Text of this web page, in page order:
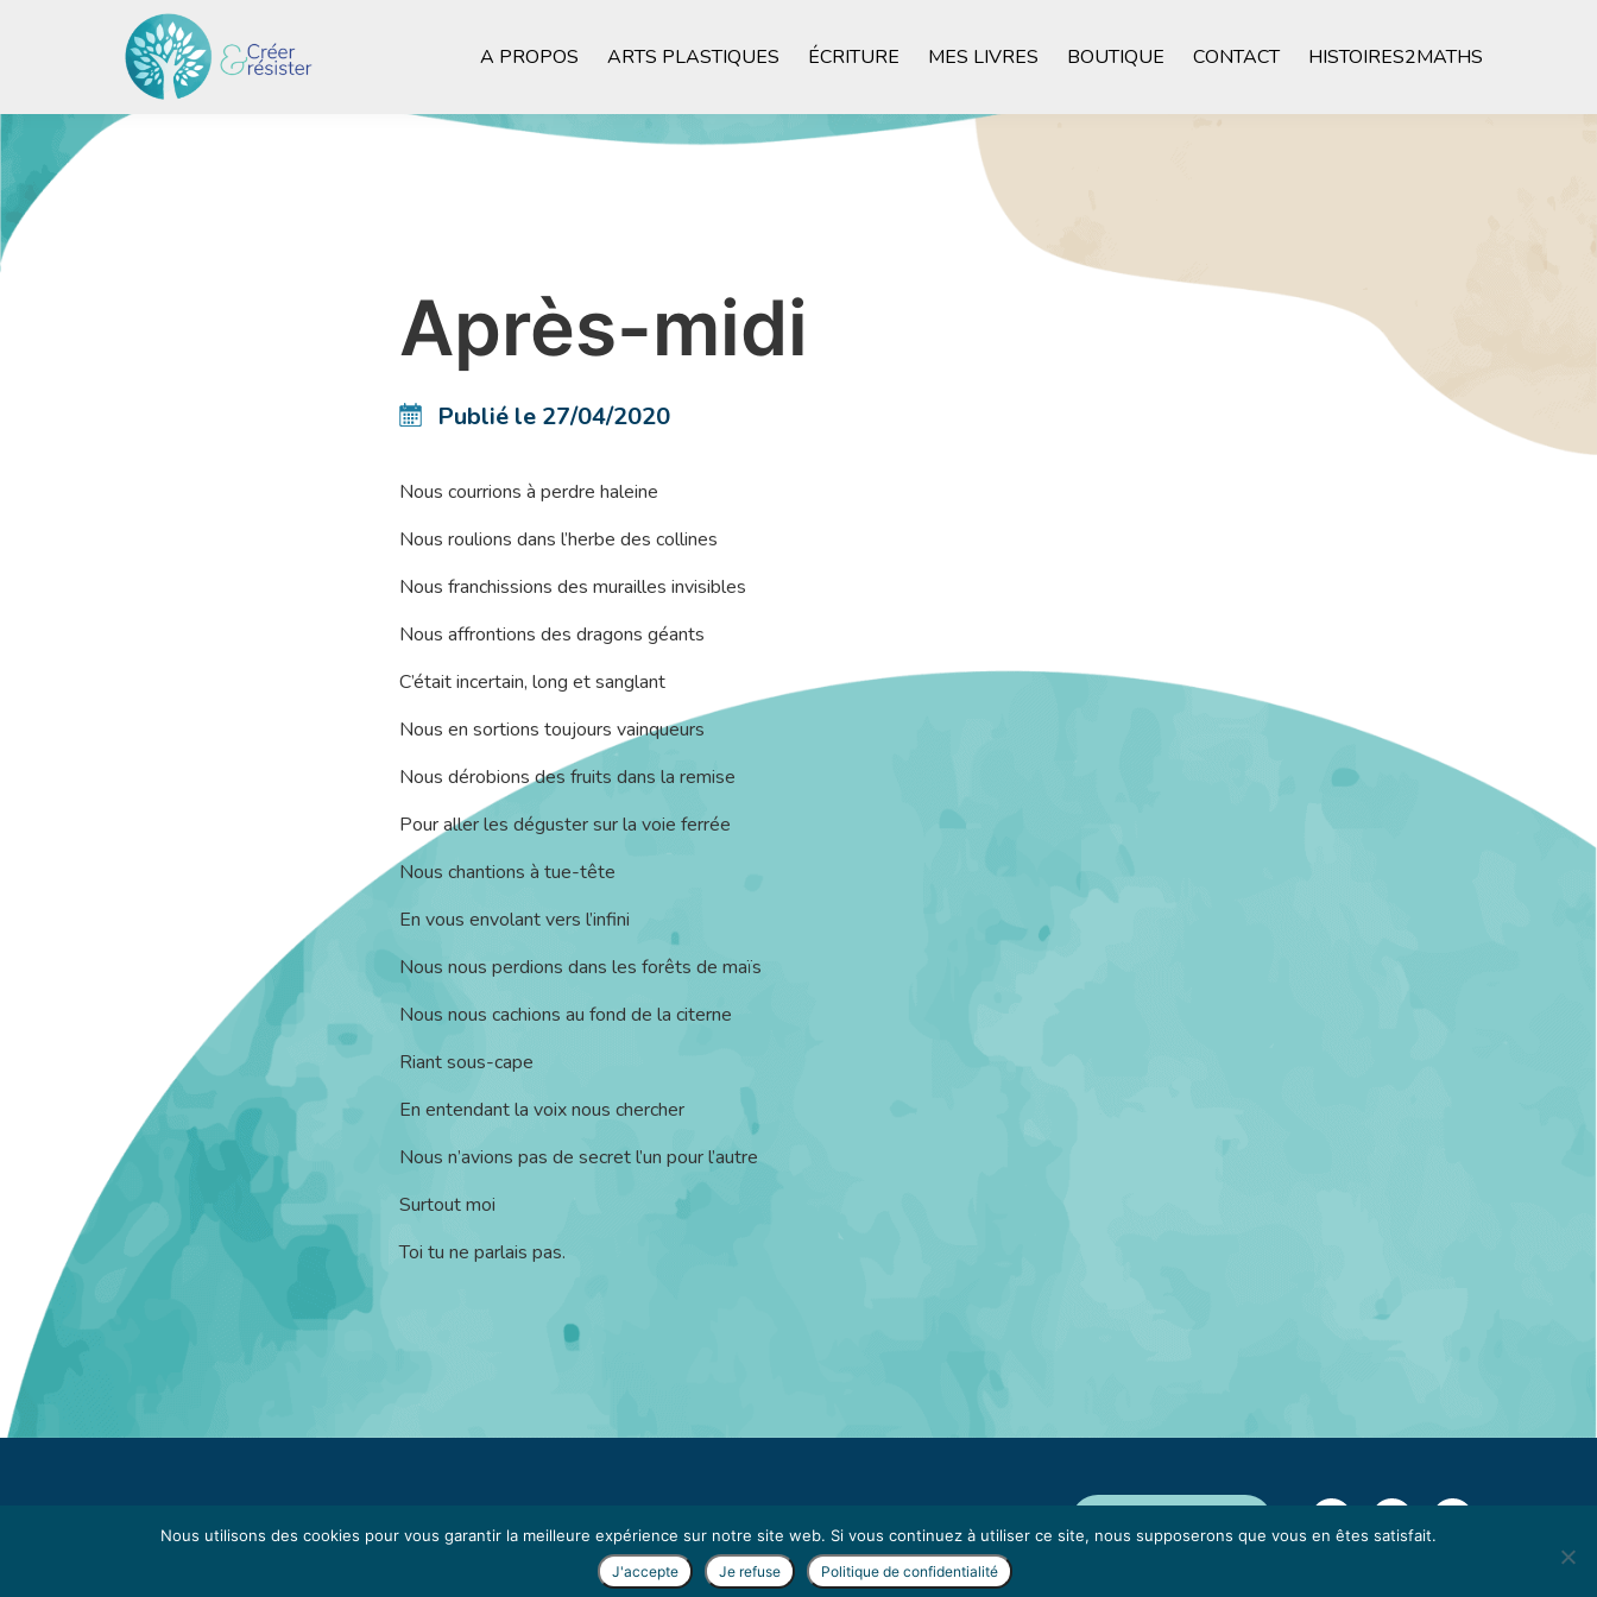
A PROPOS ARTS PLASTIQUES ÉCRITURE MES LIVRES BOUTIQUE CONTACT HISTOIRES2MATHS
Après-midi
Publié le 27/04/2020
Nous courrions à perdre haleine
Nous roulions dans l’herbe des collines
Nous franchissions des murailles invisibles
Nous affrontions des dragons géants
C’était incertain, long et sanglant
Nous en sortions toujours vainqueurs
Nous dérobions des fruits dans la remise
Pour aller les déguster sur la voie ferrée
Nous chantions à tue-tête
En vous envolant vers l’infini
Nous nous perdions dans les forêts de maïs
Nous nous cachions au fond de la citerne
Riant sous-cape
En entendant la voix nous chercher
Nous n’avions pas de secret l’un pour l’autre
Surtout moi
Toi tu ne parlais pas.
Nous utilisons des cookies pour vous garantir la meilleure expérience sur notre site web. Si vous continuez à utiliser ce site, nous supposerons que vous en êtes satisfait.
J'accepte Je refuse Politique de confidentialité